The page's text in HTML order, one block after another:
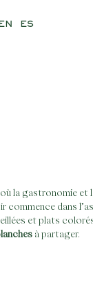
EN ES
la gastronomie et
commence dans
et plats
à partager.